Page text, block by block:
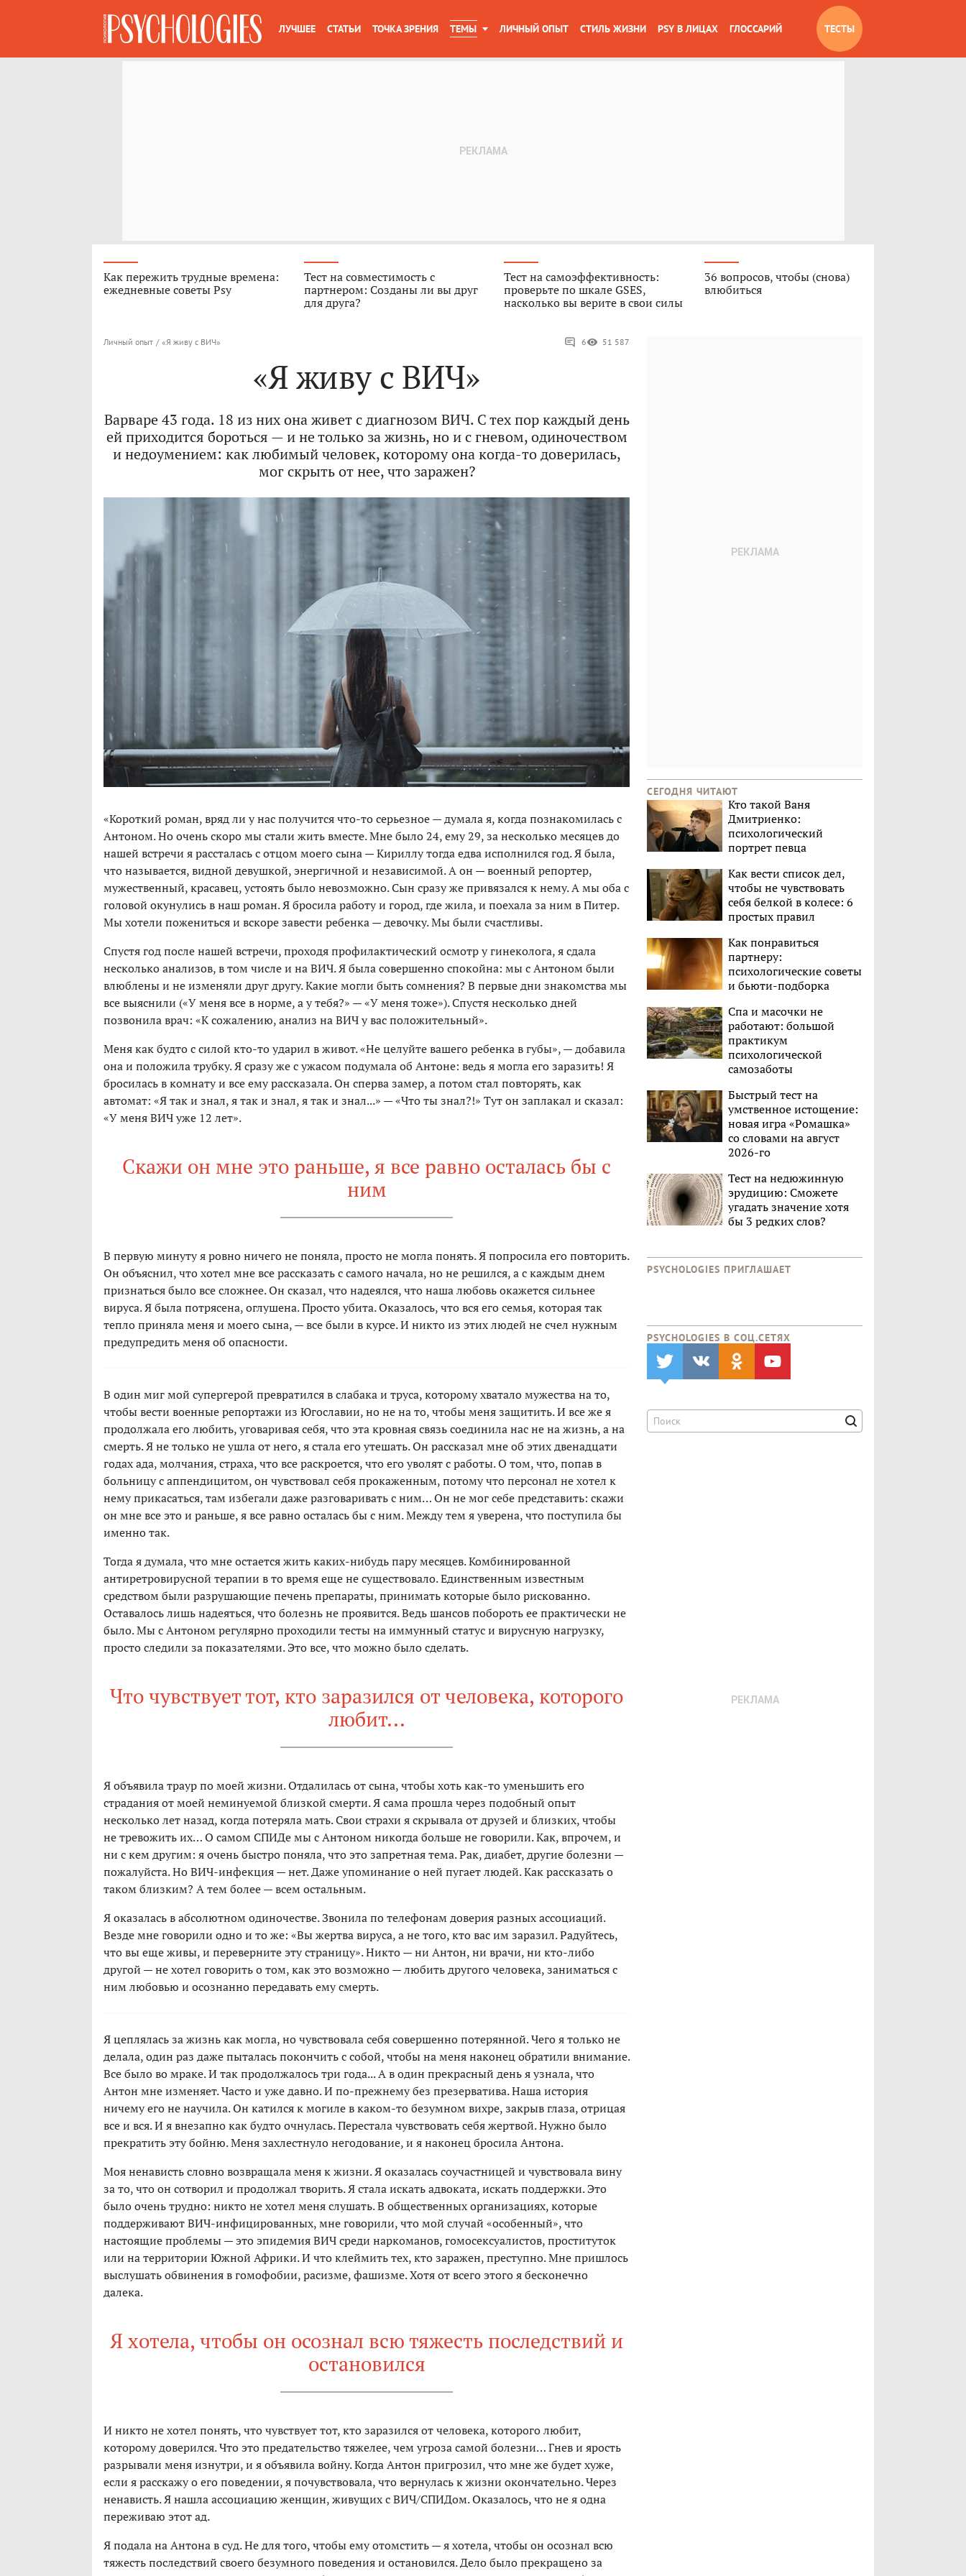
ЛУЧШЕЕ СТАТЬИ ТОЧКА ЗРЕНИЯ ТЕМЫ ЛИЧНЫЙ ОПЫТ СТИЛЬ ЖИЗНИ PSY В ЛИЦАХ ГЛОССАРИЙ ТЕСТЫ
Как пережить трудные времена:
ежедневные советы Psy
Тест на совместимость с
партнером: Созданы ли вы друг
для друга?
Тест на самоэффективность:
проверьте по шкале GSES,
насколько вы верите в свои силы
36 вопросов, чтобы (снова)
влюбиться
Личный опыт / «Я живу с ВИЧ» 6 51 587
«Я живу с ВИЧ»
Варваре 43 года. 18 из них она живет с диагнозом ВИЧ. С тех пор каждый день
ей приходится бороться — и не только за жизнь, но и с гневом, одиночеством
и недоумением: как любимый человек, которому она когда-то доверилась,
мог скрыть от нее, что заражен?
«Короткий роман, вряд ли у нас получится что-то серьезное — думала я, когда познакомилась с
Антоном. Но очень скоро мы стали жить вместе. Мне было 24, ему 29, за несколько месяцев до
нашей встречи я рассталась с отцом моего сына — Кириллу тогда едва исполнился год. Я была,
что называется, видной девушкой, энергичной и независимой. А он — военный репортер,
мужественный, красавец, устоять было невозможно. Сын сразу же привязался к нему. А мы оба с
головой окунулись в наш роман. Я бросила работу и город, где жила, и поехала за ним в Питер.
Мы хотели пожениться и вскоре завести ребенка — девочку. Мы были счастливы.
Спустя год после нашей встречи, проходя профилактический осмотр у гинеколога, я сдала
несколько анализов, в том числе и на ВИЧ. Я была совершенно спокойна: мы с Антоном были
влюблены и не изменяли друг другу. Какие могли быть сомнения? В первые дни знакомства мы
все выяснили («У меня все в норме, а у тебя?» — «У меня тоже»). Спустя несколько дней
позвонила врач: «К сожалению, анализ на ВИЧ у вас положительный».
Меня как будто с силой кто-то ударил в живот. «Не целуйте вашего ребенка в губы», — добавила
она и положила трубку. Я сразу же с ужасом подумала об Антоне: ведь я могла его заразить! Я
бросилась в комнату и все ему рассказала. Он сперва замер, а потом стал повторять, как
автомат: «Я так и знал, я так и знал, я так и знал...» — «Что ты знал?!» Тут он заплакал и сказал:
«У меня ВИЧ уже 12 лет».
Скажи он мне это раньше, я все равно осталась бы с
ним
В первую минуту я ровно ничего не поняла, просто не могла понять. Я попросила его повторить.
Он объяснил, что хотел мне все рассказать с самого начала, но не решился, а с каждым днем
признаться было все сложнее. Он сказал, что надеялся, что наша любовь окажется сильнее
вируса. Я была потрясена, оглушена. Просто убита. Оказалось, что вся его семья, которая так
тепло приняла меня и моего сына, — все были в курсе. И никто из этих людей не счел нужным
предупредить меня об опасности.
В один миг мой супергерой превратился в слабака и труса, которому хватало мужества на то,
чтобы вести военные репортажи из Югославии, но не на то, чтобы меня защитить. И все же я
продолжала его любить, уговаривая себя, что эта кровная связь соединила нас не на жизнь, а на
смерть. Я не только не ушла от него, я стала его утешать. Он рассказал мне об этих двенадцати
годах ада, молчания, страха, что все раскроется, что его уволят с работы. О том, что, попав в
больницу с аппендицитом, он чувствовал себя прокаженным, потому что персонал не хотел к
нему прикасаться, там избегали даже разговаривать с ним… Он не мог себе представить: скажи
он мне все это и раньше, я все равно осталась бы с ним. Между тем я уверена, что поступила бы
именно так.
Тогда я думала, что мне остается жить каких-нибудь пару месяцев. Комбинированной
антиретровирусной терапии в то время еще не существовало. Единственным известным
средством были разрушающие печень препараты, принимать которые было рискованно.
Оставалось лишь надеяться, что болезнь не проявится. Ведь шансов побороть ее практически не
было. Мы с Антоном регулярно проходили тесты на иммунный статус и вирусную нагрузку,
просто следили за показателями. Это все, что можно было сделать.
Что чувствует тот, кто заразился от человека, которого
любит...
Я объявила траур по моей жизни. Отдалилась от сына, чтобы хоть как-то уменьшить его
страдания от моей неминуемой близкой смерти. Я сама прошла через подобный опыт
несколько лет назад, когда потеряла мать. Свои страхи я скрывала от друзей и близких, чтобы
не тревожить их… О самом СПИДе мы с Антоном никогда больше не говорили. Как, впрочем, и
ни с кем другим: я очень быстро поняла, что это запретная тема. Рак, диабет, другие болезни —
пожалуйста. Но ВИЧ-инфекция — нет. Даже упоминание о ней пугает людей. Как рассказать о
таком близким? А тем более — всем остальным.
Я оказалась в абсолютном одиночестве. Звонила по телефонам доверия разных ассоциаций.
Везде мне говорили одно и то же: «Вы жертва вируса, а не того, кто вас им заразил. Радуйтесь,
что вы еще живы, и переверните эту страницу». Никто — ни Антон, ни врачи, ни кто-либо
другой — не хотел говорить о том, как это возможно — любить другого человека, заниматься с
ним любовью и осознанно передавать ему смерть.
Я цеплялась за жизнь как могла, но чувствовала себя совершенно потерянной. Чего я только не
делала, один раз даже пыталась покончить с собой, чтобы на меня наконец обратили внимание.
Все было во мраке. И так продолжалось три года... А в один прекрасный день я узнала, что
Антон мне изменяет. Часто и уже давно. И по-прежнему без презерватива. Наша история
ничему его не научила. Он катился к могиле в каком-то безумном вихре, закрыв глаза, отрицая
все и вся. И я внезапно как будто очнулась. Перестала чувствовать себя жертвой. Нужно было
прекратить эту бойню. Меня захлестнуло негодование, и я наконец бросила Антона.
Моя ненависть словно возвращала меня к жизни. Я оказалась соучастницей и чувствовала вину
за то, что он сотворил и продолжал творить. Я стала искать адвоката, искать поддержки. Это
было очень трудно: никто не хотел меня слушать. В общественных организациях, которые
поддерживают ВИЧ-инфицированных, мне говорили, что мой случай «особенный», что
настоящие проблемы — это эпидемия ВИЧ среди наркоманов, гомосексуалистов, проституток
или на территории Южной Африки. И что клеймить тех, кто заражен, преступно. Мне пришлось
выслушать обвинения в гомофобии, расизме, фашизме. Хотя от всего этого я бесконечно
далека.
Я хотела, чтобы он осознал всю тяжесть последствий и
остановился
И никто не хотел понять, что чувствует тот, кто заразился от человека, которого любит,
которому доверился. Что это предательство тяжелее, чем угроза самой болезни… Гнев и ярость
разрывали меня изнутри, и я объявила войну. Когда Антон пригрозил, что мне же будет хуже,
если я расскажу о его поведении, я почувствовала, что вернулась к жизни окончательно. Через
ненависть. Я нашла ассоциацию женщин, живущих с ВИЧ/СПИДом. Оказалось, что не я одна
переживаю этот ад.
Я подала на Антона в суд. Не для того, чтобы ему отомстить — я хотела, чтобы он осознал всю
тяжесть последствий своего безумного поведения и остановился. Дело было прекращено за
СЕГОДНЯ ЧИТАЮТ
Кто такой Ваня
Дмитриенко:
психологический
портрет певца
Как вести список дел,
чтобы не чувствовать
себя белкой в колесе: 6
простых правил
Как понравиться
партнеру:
психологические советы
и бьюти-подборка
Спа и масочки не
работают: большой
практикум
психологической
самозаботы
Быстрый тест на
умственное истощение:
новая игра «Ромашка»
со словами на август
2026-го
Тест на недюжинную
эрудицию: Сможете
угадать значение хотя
бы 3 редких слов?
PSYCHOLOGIES ПРИГЛАШАЕТ
PSYCHOLOGIES В CОЦ.СЕТЯХ